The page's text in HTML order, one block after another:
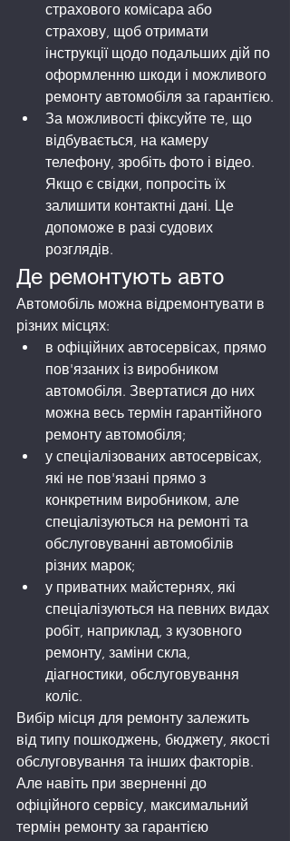
страхового комісара або
страхову, щоб отримати
інструкції щодо подальших дій по
оформленню шкоди і можливого
ремонту автомобіля за гарантією.
За можливості фіксуйте те, що
відбувається, на камеру
телефону, зробіть фото і відео.
Якщо є свідки, попросіть їх
залишити контактні дані. Це
допоможе в разі судових
розглядів.
Де ремонтують авто
Автомобіль можна відремонтувати в
різних місцях:
в офіційних автосервісах, прямо
пов'язаних із виробником
автомобіля. Звертатися до них
можна весь термін гарантійного
ремонту автомобіля;
у спеціалізованих автосервісах,
які не пов'язані прямо з
конкретним виробником, але
спеціалізуються на ремонті та
обслуговуванні автомобілів
різних марок;
у приватних майстернях, які
спеціалізуються на певних видах
робіт, наприклад, з кузовного
ремонту, заміни скла,
діагностики, обслуговування
коліс.
Вибір місця для ремонту залежить
від типу пошкоджень, бюджету, якості
обслуговування та інших факторів.
Але навіть при зверненні до
офіційного сервісу, максимальний
термін ремонту за гарантією